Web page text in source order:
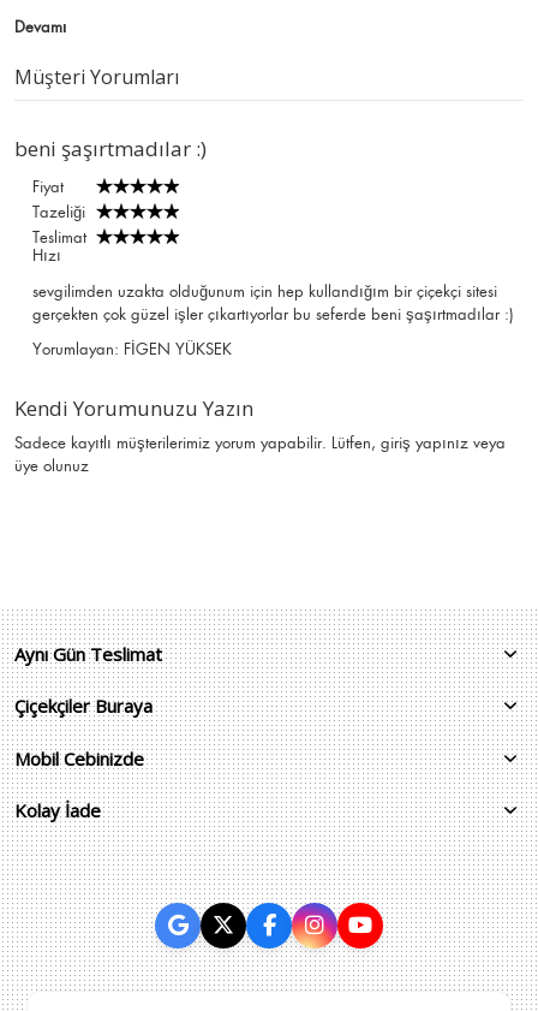
Devamı
Müşteri Yorumları
beni şaşırtmadılar :)
Fiyat
Tazeliği
Teslimat
Hızı
sevgilimden uzakta olduğunum için hep kullandığım bir çiçekçi sitesi
gerçekten çok güzel işler çıkartıyorlar bu seferde beni şaşırtmadılar :)
Yorumlayan: FİGEN YÜKSEK
Kendi Yorumunuzu Yazın
Sadece kayıtlı müşterilerimiz yorum yapabilir. Lütfen, giriş yapınız veya
üye olunuz
Aynı Gün Teslimat
Çiçekçiler Buraya
Mobil Cebinizde
Kolay İade